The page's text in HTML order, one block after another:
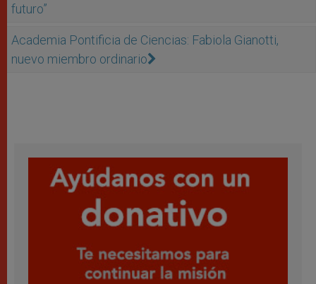
futuro”
Academia Pontificia de Ciencias: Fabiola Gianotti,
nuevo miembro ordinario